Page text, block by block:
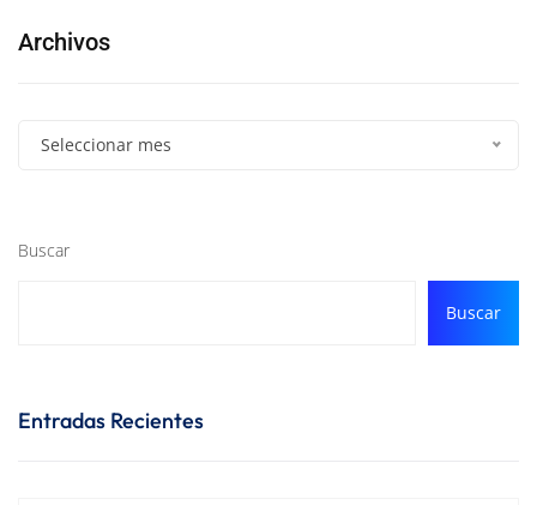
Archivos
Seleccionar mes
Buscar
Buscar
Entradas Recientes